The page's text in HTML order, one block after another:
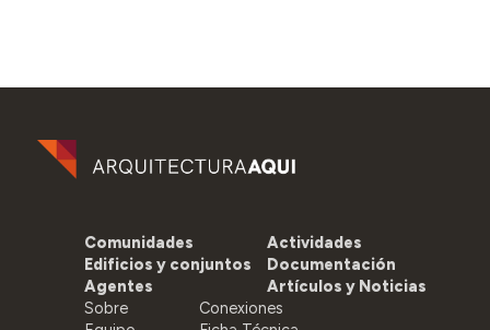
Comunidades
Edificios y conjuntos
Agentes
Actividades
Documentación
Artículos y Noticias
Sobre
Conexiones